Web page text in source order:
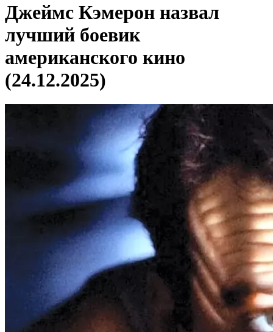
Джеймс Кэмерон назвал
лучший боевик
американского кино
(24.12.2025)